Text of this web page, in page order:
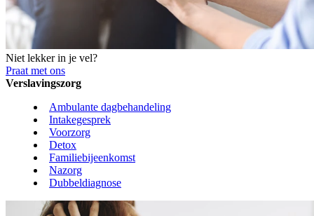
Niet lekker in je vel?
Praat met ons
Verslavingszorg
Ambulante dagbehandeling
Intakegesprek
Voorzorg
Detox
Familiebijeenkomst
Nazorg
Dubbeldiagnose